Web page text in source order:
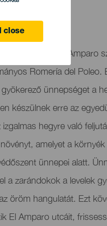
close
található El Amparo
Romería del Poleo.
ünnepséget a
készülnek erre az
hegyre való
amelyet a környék
ünnepei alatt.
a zarándokok a levelek
öröm hangulatát. Ezt
El Amparo utcáit,